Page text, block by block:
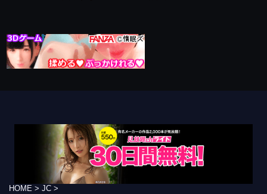
HOME > JC >